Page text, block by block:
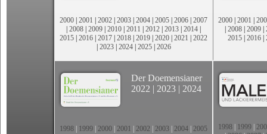
2000 | 2001 | 2002 | 2003 | 2004 | 2005 | 2006 | 2007
| 2008 | 2009 | 2010 | 2011 | 2012 | 2013 | 2014 |
2015 | 2016 | 2017 | 2018 | 2019 | 2020 | 2021 | 2022
| 2023| 2024| 2025| 2026
2000 | 2001 |
| 2008 | 2009 |
2015 | 2016 |
Der Doemensianer
2022 | 2023 | 2024
1998 1999 2000 2001 2002 2003 2004 2005
1998 1999